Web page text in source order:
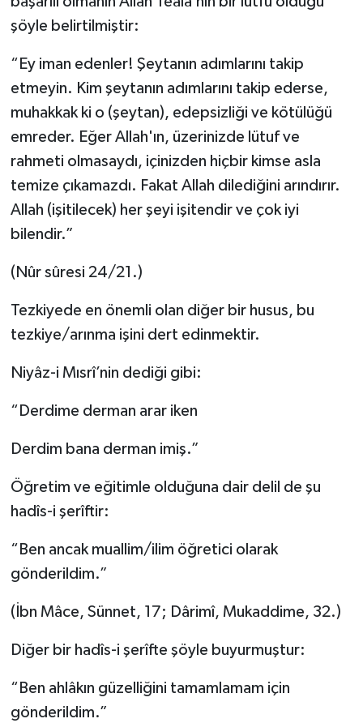
şöyle belirtilmiştir:
“Ey iman edenler! Şeytanın adımlarını takip
etmeyin. Kim şeytanın adımlarını takip ederse,
muhakkak ki o (şeytan), edepsizliği ve kötülüğü
emreder. Eğer Allah'ın, üzerinizde lütuf ve
rahmeti olmasaydı, içinizden hiçbir kimse asla
temize çıkamazdı. Fakat Allah dilediğini arındırır.
Allah (işitilecek) her şeyi işitendir ve çok iyi
bilendir.”
(Nûr sûresi 24/21.)
Tezkiyede en önemli olan diğer bir husus, bu
tezkiye/arınma işini dert edinmektir.
Niyâz-i Mısrî’nin dediği gibi:
“Derdime derman arar iken
Derdim bana derman imiş.”
Öğretim ve eğitimle olduğuna dair delil de şu
hadîs-i şerîftir:
“Ben ancak muallim/ilim öğretici olarak
gönderildim.”
(İbn Mâce, Sünnet, 17; Dârimî, Mukaddime, 32.)
Diğer bir hadîs-i şerîfte şöyle buyurmuştur:
“Ben ahlâkın güzelliğini tamamlamam için
gönderildim.”